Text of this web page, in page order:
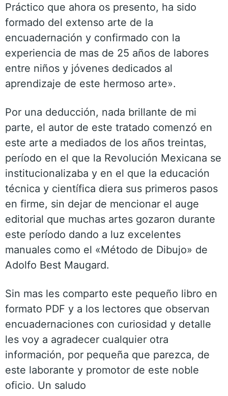
Práctico que ahora os presento, ha sido
formado del extenso arte de la
encuadernación y confirmado con la
experiencia de mas de 25 años de labores
entre niños y jóvenes dedicados al
aprendizaje de este hermoso arte».
Por una deducción, nada brillante de mi
parte, el autor de este tratado comenzó en
este arte a mediados de los años treintas,
período en el que la Revolución Mexicana se
institucionalizaba y en el que la educación
técnica y científica diera sus primeros pasos
en firme, sin dejar de mencionar el auge
editorial que muchas artes gozaron durante
este período dando a luz excelentes
manuales como el «Método de Dibujo» de
Adolfo Best Maugard.
Sin mas les comparto este pequeño libro en
formato PDF y a los lectores que observan
encuadernaciones con curiosidad y detalle
les voy a agradecer cualquier otra
información, por pequeña que parezca, de
este laborante y promotor de este noble
oficio. Un saludo